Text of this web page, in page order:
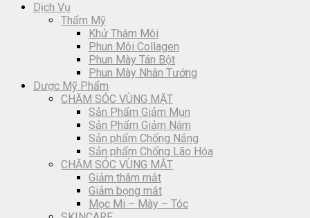
Dịch Vụ
Thẩm Mỹ
Khử Thâm Môi
Phun Môi Collagen
Phun Mày Tán Bột
Phun Mày Nhân Tướng
Dược Mỹ Phẩm
CHĂM SÓC VÙNG MẶT
Sản Phẩm Giảm Mụn
Sản Phẩm Giảm Nám
Sản phẩm Chống Nắng
Sản phẩm Chống Lão Hóa
CHĂM SÓC VÙNG MẮT
Giảm thâm mắt
Giảm bọng mắt
Mọc Mi – Mày – Tóc